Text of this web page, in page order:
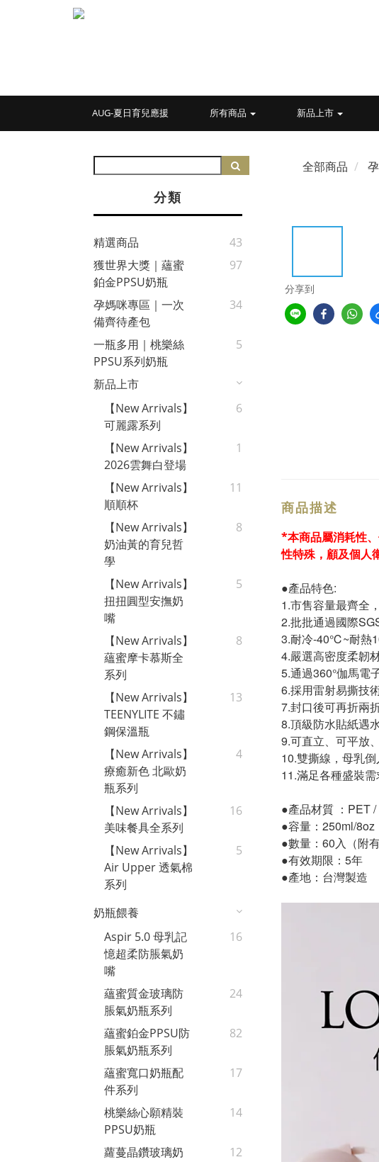
AUG-夏日育兒應援 所有商品 新品上市
分類
精選商品
43
獲世界大獎｜蘊蜜
鉑金PPSU奶瓶
97
孕媽咪專區｜一次
備齊待產包
34
一瓶多用｜桃樂絲
PPSU系列奶瓶
5
新品上市
【New Arrivals】
可麗露系列
6
【New Arrivals】
2026雲舞白登場
1
【New Arrivals】
順順杯
11
【New Arrivals】
奶油黃的育兒哲
學
8
【New Arrivals】
扭扭圓型安撫奶
嘴
5
【New Arrivals】
蘊蜜摩卡慕斯全
系列
8
【New Arrivals】
TEENYLITE 不鏽
鋼保溫瓶
13
【New Arrivals】
療癒新色 北歐奶
瓶系列
4
【New Arrivals】
美味餐具全系列
16
【New Arrivals】
Air Upper 透氣棉
系列
5
奶瓶餵養
Aspir 5.0 母乳記
憶超柔防脹氣奶
嘴
16
蘊蜜質金玻璃防
脹氣奶瓶系列
24
蘊蜜鉑金PPSU防
脹氣奶瓶系列
82
蘊蜜寬口奶瓶配
件系列
17
桃樂絲心願精裝
PPSU奶瓶
14
蘿蔓晶鑽玻璃奶
12
全部商品
分享到
商品描述
*本商品屬消耗性
性特殊，顧及個人
●產品特色:
1.市售容量最齊全
2.批批通過國際
3.耐冷-40℃~耐熱
4.嚴選高密度柔韌
5.通過360°伽馬電
6.採用雷射易撕技
7.封口後可再折兩
8.頂級防水貼紙遇
9.可直立、可平放
10.雙撕線，母乳倒
11.滿足各種盛裝
●產品材質 ：
●容量：250ml/8oz
●數量：60入（附
●有效期限：5年
●產地：台灣製造